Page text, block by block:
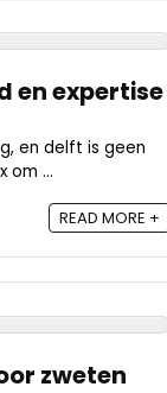
en expertise
en delft is geen
om ...
READ MORE +
zweten